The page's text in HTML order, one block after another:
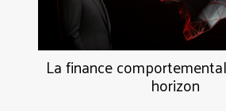
La finance
horizon